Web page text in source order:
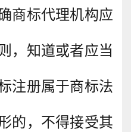
商标代理机构应
，知道或者应当
注册属于商标法
的，不得接受其